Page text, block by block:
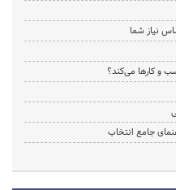
و کارها می‌کند؟
جامع انتخاب